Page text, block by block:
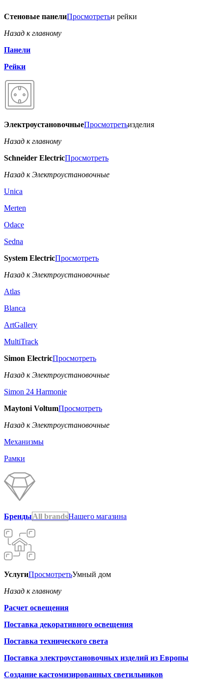
Стеновые панелиПросмотретьи рейки
Назад к главному
Панели
Рейки
ЭлектроустановочныеПросмотретьизделия
Назад к главному
Schneider ElectricПросмотреть
Назад к Электроустановочные
Unica
Merten
Odace
Sedna
System ElectricПросмотреть
Назад к Электроустановочные
Atlas
Blanca
ArtGallery
MultiTrack
Simon ElectricПросмотреть
Назад к Электроустановочные
Simon 24 Harmonie
Maytoni VoltumПросмотреть
Назад к Электроустановочные
Механизмы
Рамки
БрендыAll brandsНашего магазина
УслугиПросмотретьУмный дом
Назад к главному
Расчет освещения
Поставка декоративного освещения
Поставка технического света
Поставка электроустановочных изделий из Европы
Создание кастомизированных светильников